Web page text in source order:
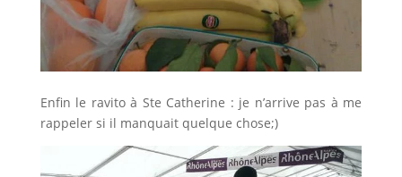
Enfin le ravito à Ste Catherine : je n’arrive pas à me
rappeler si il manquait quelque chose;)